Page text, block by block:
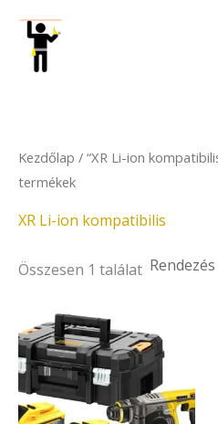
content
Kezdőlap / “XR Li-ion
termékek
XR Li-ion kompatibilis
Összesen 1 találat